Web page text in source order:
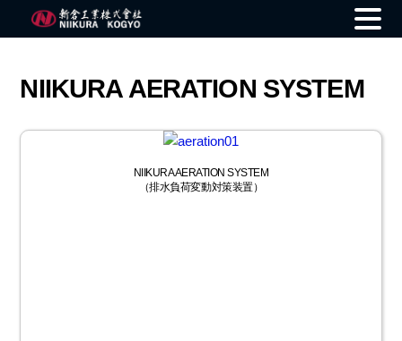
contentNIIKURA AERATION SYSTEM
NIIKURA AERATION SYSTEM
（排水負荷変動対策装置）